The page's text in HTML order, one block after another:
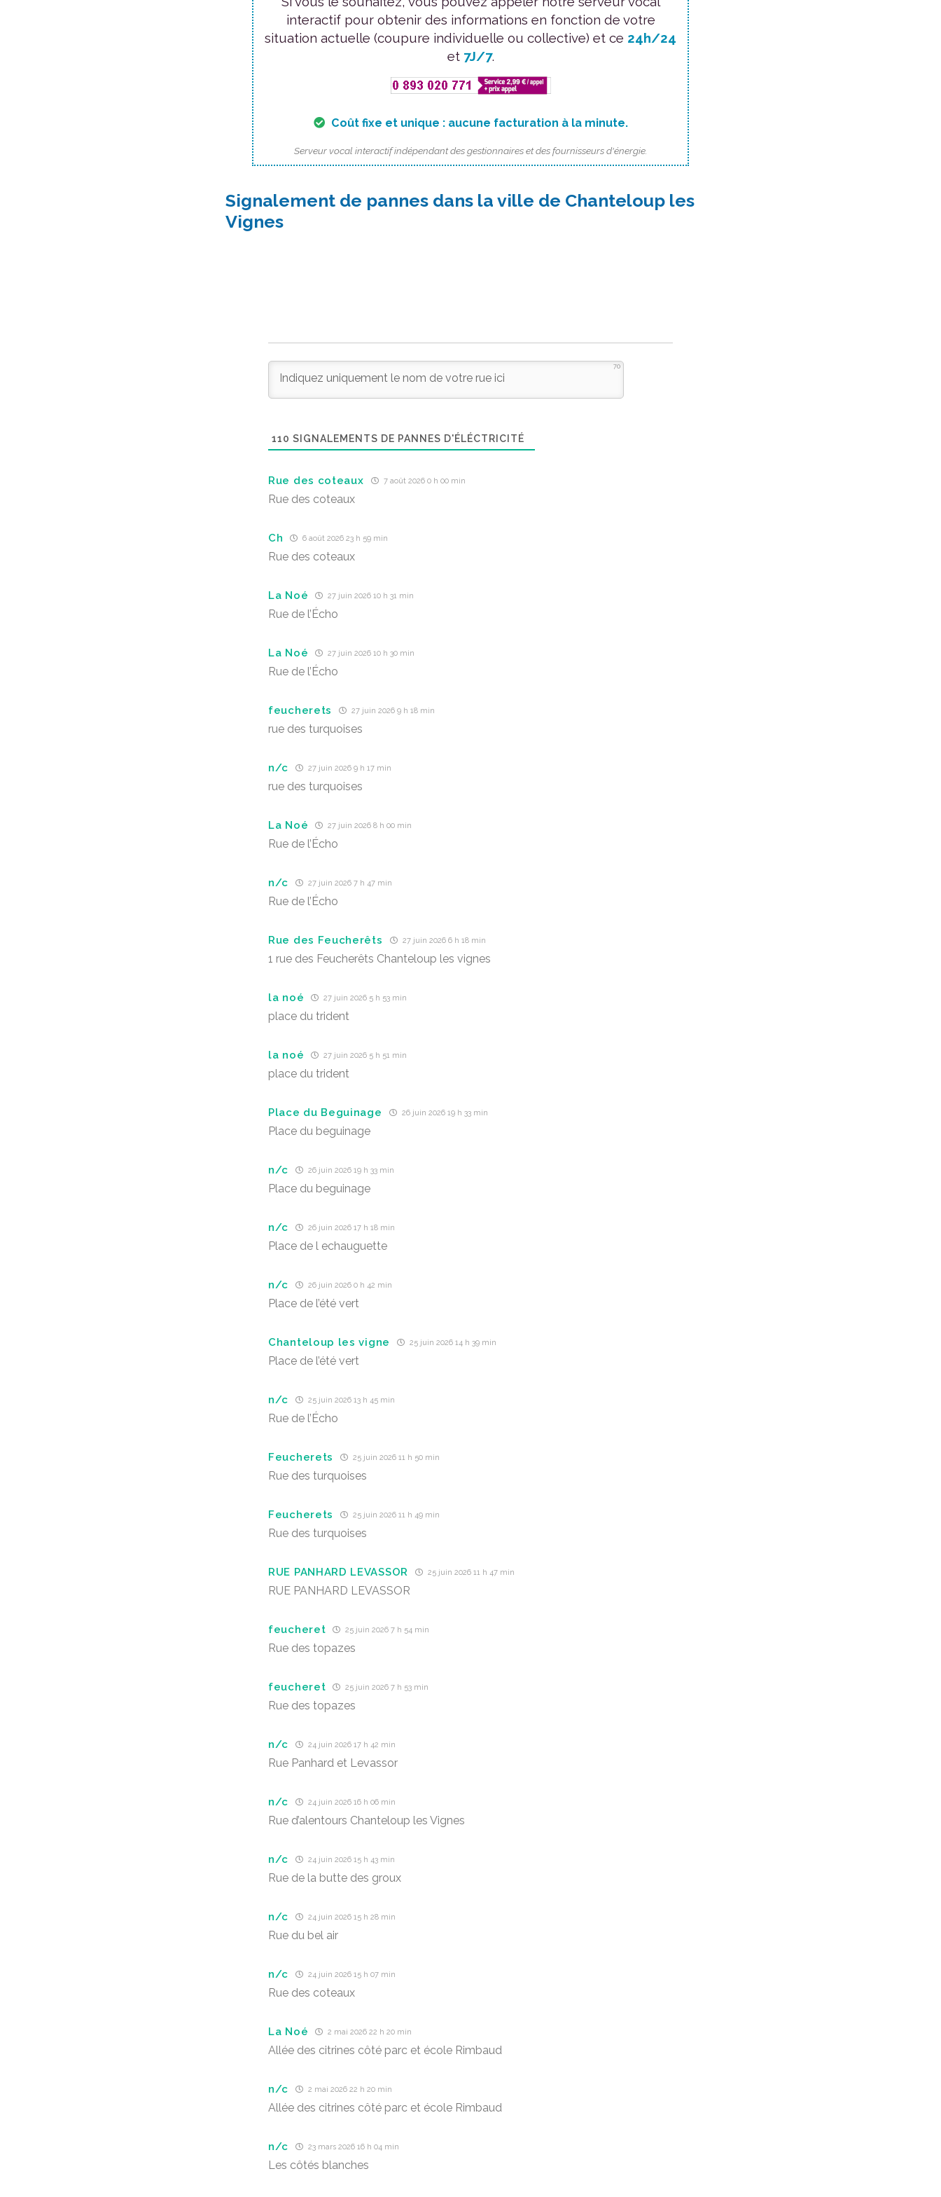
interactif pour obtenir des informations en fonction de votre
situation actuelle (coupure individuelle ou collective) et ce 24h/24
et 7J/7.
Coût fixe et unique : aucune facturation à la minute.
Serveur vocal interactif indépendant des gestionnaires et des fournisseurs d'énergie.
Signalement de pannes dans la ville de Chanteloup les
Vignes
70
110 SIGNALEMENTS DE PANNES D'ÉLÉCTRICITÉ
Rue des coteaux 7 août 2026 0 h 00 min
Rue des coteaux
Ch 6 août 2026 23 h 59 min
Rue des coteaux
La Noé 27 juin 2026 10 h 31 min
Rue de l’Écho
La Noé 27 juin 2026 10 h 30 min
Rue de l’Écho
feucherets 27 juin 2026 9 h 18 min
rue des turquoises
n/c 27 juin 2026 9 h 17 min
rue des turquoises
La Noé 27 juin 2026 8 h 00 min
Rue de l’Écho
n/c 27 juin 2026 7 h 47 min
Rue de l’Écho
Rue des Feucherêts 27 juin 2026 6 h 18 min
1 rue des Feucherêts Chanteloup les vignes
la noé 27 juin 2026 5 h 53 min
place du trident
la noé 27 juin 2026 5 h 51 min
place du trident
Place du Beguinage 26 juin 2026 19 h 33 min
Place du beguinage
n/c 26 juin 2026 19 h 33 min
Place du beguinage
n/c 26 juin 2026 17 h 18 min
Place de l echauguette
n/c 26 juin 2026 0 h 42 min
Place de l’été vert
Chanteloup les vigne 25 juin 2026 14 h 39 min
Place de l’été vert
n/c 25 juin 2026 13 h 45 min
Rue de l’Écho
Feucherets 25 juin 2026 11 h 50 min
Rue des turquoises
Feucherets 25 juin 2026 11 h 49 min
Rue des turquoises
RUE PANHARD LEVASSOR 25 juin 2026 11 h 47 min
RUE PANHARD LEVASSOR
feucheret 25 juin 2026 7 h 54 min
Rue des topazes
feucheret 25 juin 2026 7 h 53 min
Rue des topazes
n/c 24 juin 2026 17 h 42 min
Rue Panhard et Levassor
n/c 24 juin 2026 16 h 06 min
Rue d’alentours Chanteloup les Vignes
n/c 24 juin 2026 15 h 43 min
Rue de la butte des groux
n/c 24 juin 2026 15 h 28 min
Rue du bel air
n/c 24 juin 2026 15 h 07 min
Rue des coteaux
La Noé 2 mai 2026 22 h 20 min
Allée des citrines côté parc et école Rimbaud
n/c 2 mai 2026 22 h 20 min
Allée des citrines côté parc et école Rimbaud
n/c 23 mars 2026 16 h 04 min
Les côtés blanches